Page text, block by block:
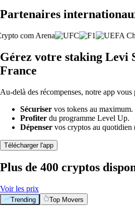
Partenaires
Gérez votre staking Levi
France
Au-delà des récompenses, notre app vous
Sécuriser vos tokens au maximum.
Profiter du programme Level Up.
Dépenser vos cryptos au quotidien
Télécharger l'app
Plus de 400 cryptos
Voir les prix
Trending Top Movers